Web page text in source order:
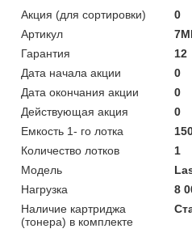
Акция (для сортировки)
0
Артикул
Гарантия
12
Дата начала акции
0
Дата окончания акции
0
Действующая акция
0
Емкость 1- го лотка
Количество лотков
1
Модель
Нагрузка
8
Наличие картриджа
(тонера) в комплекте